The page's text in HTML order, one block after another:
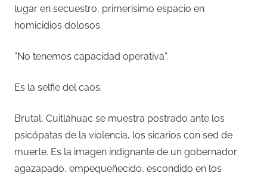
lugar en secuestro, primerísimo espacio en
homicidios dolosos.
“No tenemos capacidad operativa”.
Es la selfie del caos.
Brutal, Cuitláhuac se muestra postrado ante los
psicópatas de la violencia, los sicarios con sed de
muerte. Es la imagen indignante de un gobernador
agazapado, empequeñecido, escondido en los